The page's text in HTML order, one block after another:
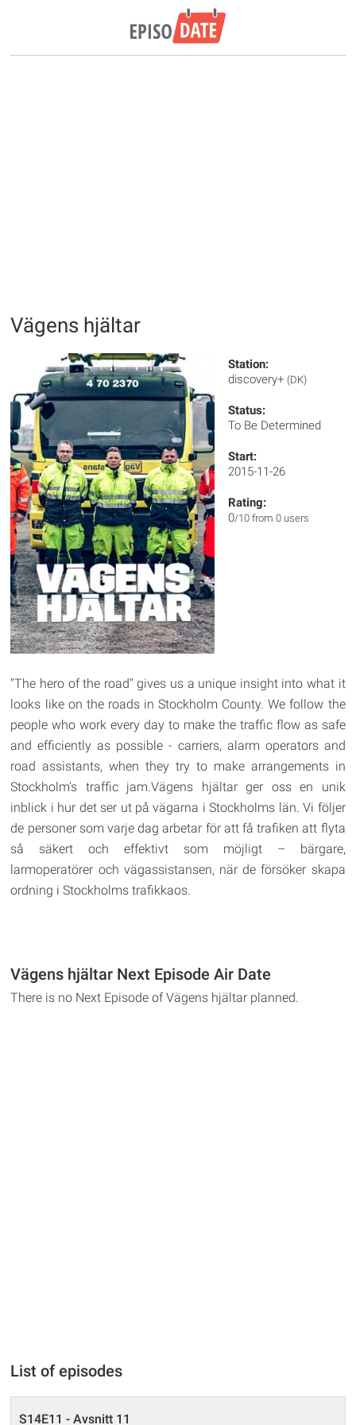
Vägens hjältar
Station:
discovery+ (DK)
Status:
To Be Determined
Start:
2015-11-26
Rating:
0/10 from 0 users
"The hero of the road" gives us a unique insight into what it
looks like on the roads in Stockholm County. We follow the
people who work every day to make the traffic flow as safe
and efficiently as possible - carriers, alarm operators and
road assistants, when they try to make arrangements in
Stockholm's traffic jam.Vägens hjältar ger oss en unik
inblick i hur det ser ut på vägarna i Stockholms län. Vi följer
de personer som varje dag arbetar för att få trafiken att flyta
så säkert och effektivt som möjligt – bärgare,
larmoperatörer och vägassistansen, när de försöker skapa
ordning i Stockholms trafikkaos.
Vägens hjältar Next Episode Air Date
There is no Next Episode of Vägens hjältar planned.
List of episodes
S14E11 - Avsnitt 11